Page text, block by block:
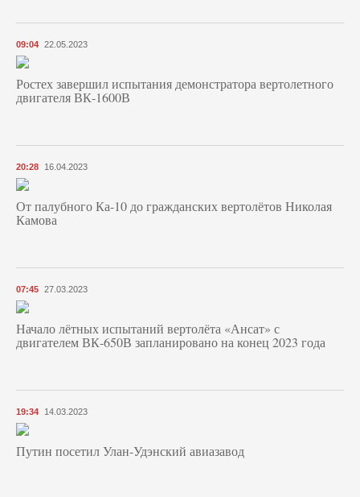
09:04 22.05.2023
Ростех завершил испытания демонстратора вертолетного
двигателя ВК-1600В
20:28 16.04.2023
От палубного Ка-10 до гражданских вертолётов Николая
Камова
07:45 27.03.2023
Начало лётных испытаний вертолёта «Ансат» с
двигателем ВК-650В запланировано на конец 2023 года
19:34 14.03.2023
Путин посетил Улан-Удэнский авиазавод